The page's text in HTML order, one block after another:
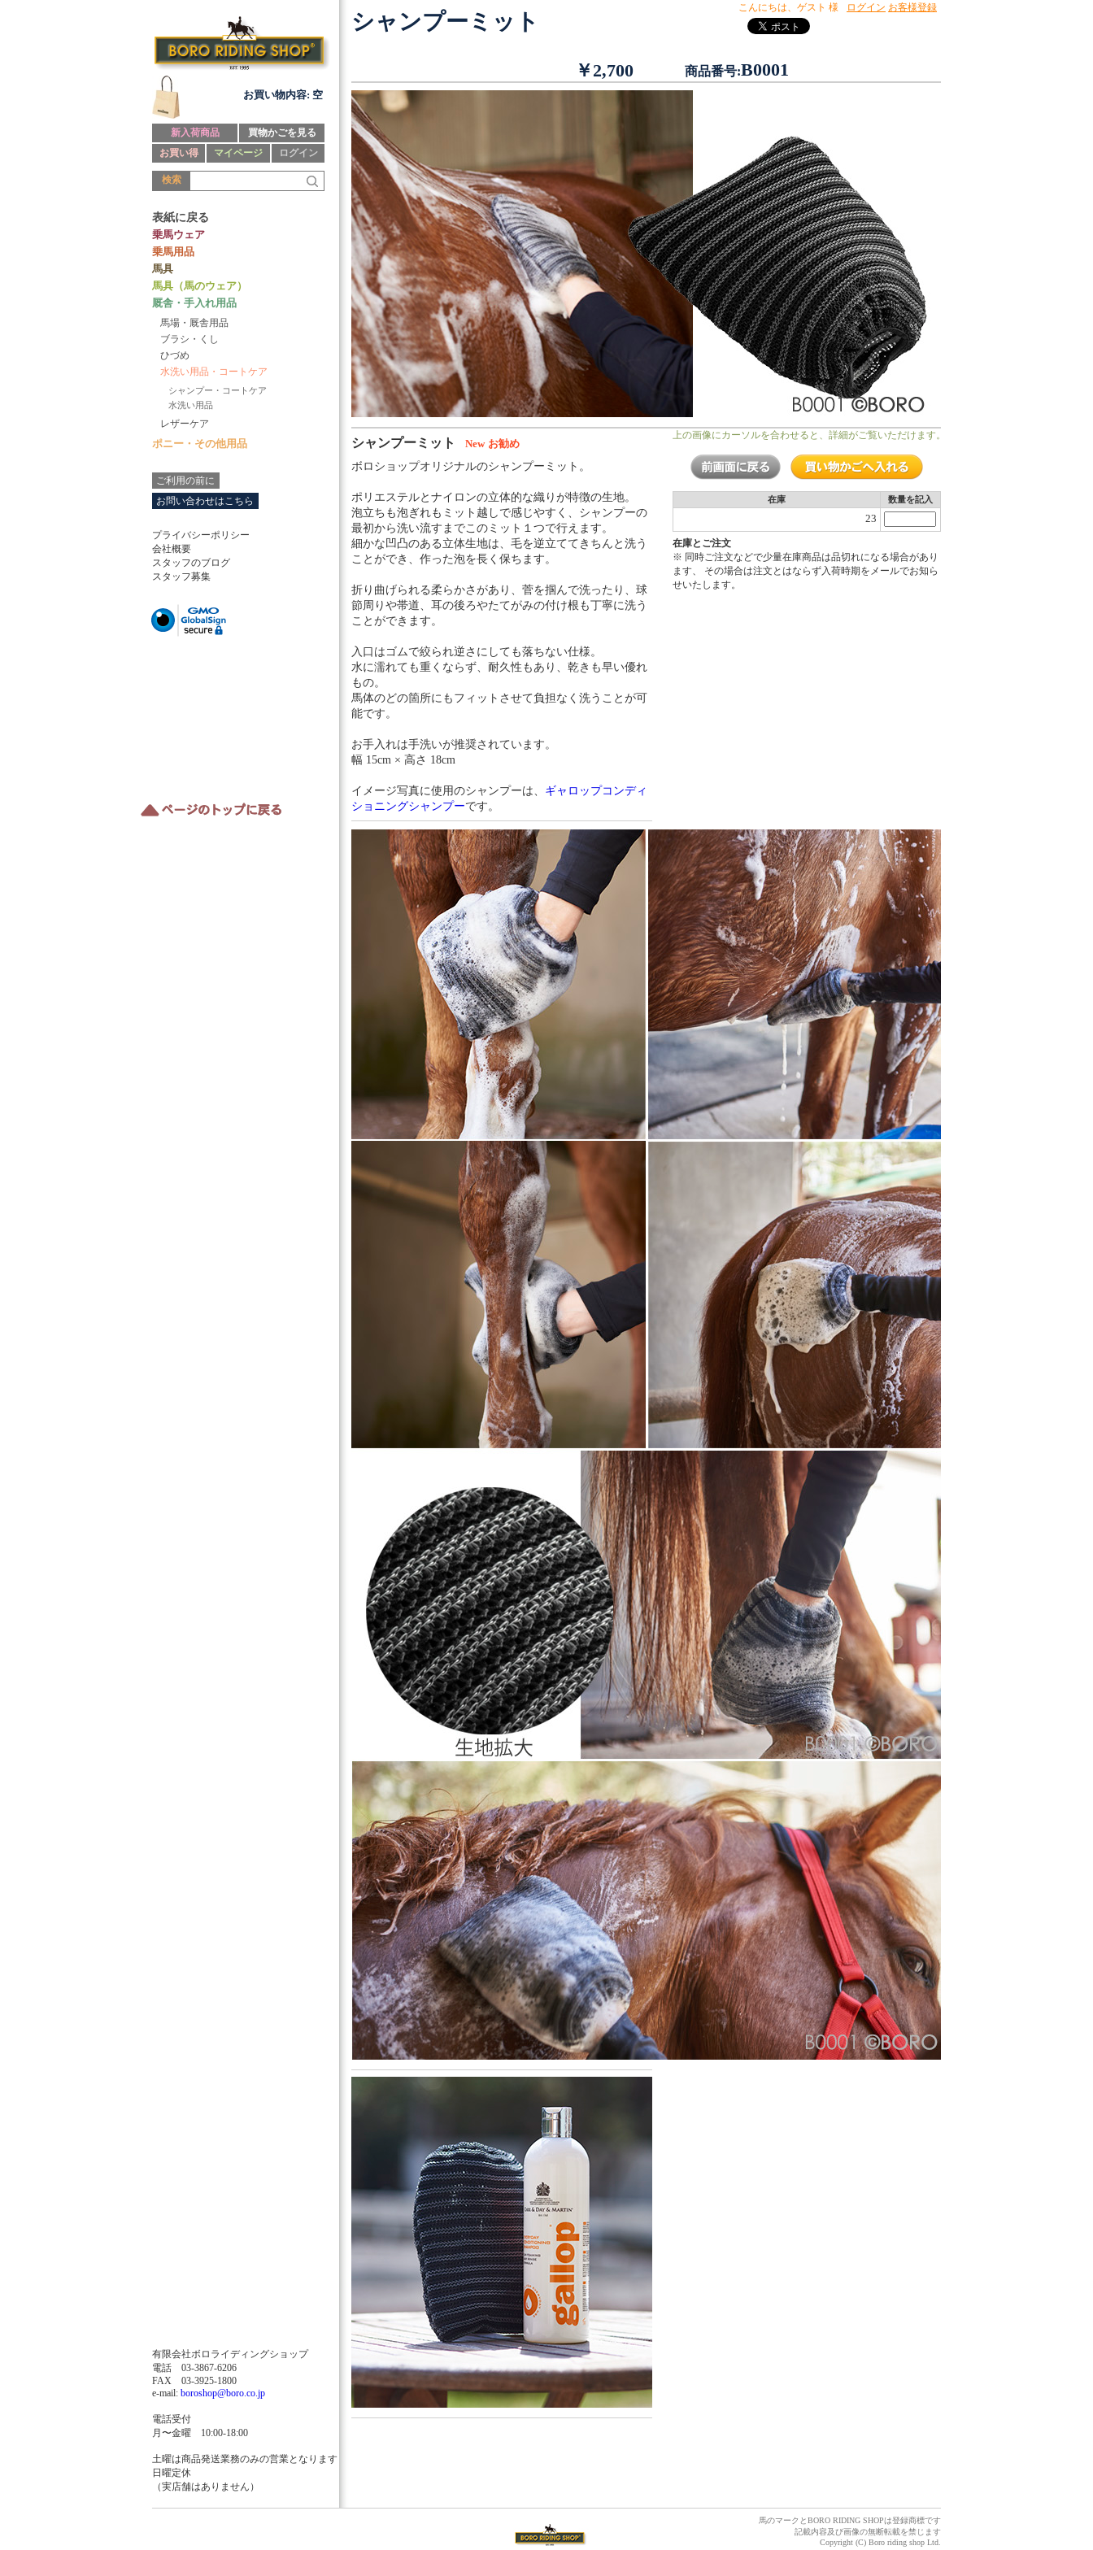
お買い物内容: 空
新入荷商品
買物かごを見る
お買い得
マイページ ログイン
検索
表紙に戻る
乗馬ウェア
乗馬用品
馬具
馬具（馬のウェア）
厩舎・手入れ用品
馬場・厩舎用品
ブラシ・くし
ひづめ
水洗い用品・コートケア
シャンプー・コートケア
水洗い用品
レザーケア
ポニー・その他用品
ご利用の前に
お問い合わせはこちら
プライバシーポリシー
会社概要
スタッフのブログ
スタッフ募集
シャンプーミット
￥2,700 商品番号:B0001
シャンプーミット New お勧め
ボロショップオリジナルのシャンプーミット。
ポリエステルとナイロンの立体的な織りが特徴の生地。
泡立ちも泡ぎれもミット越しで感じやすく、シャンプーの
最初から洗い流すまでこのミット１つで行えます。
細かな凹凸のある立体生地は、毛を逆立ててきちんと洗う
ことができ、作った泡を長く保ちます。
折り曲げられる柔らかさがあり、菅を掴んで洗ったり、球
節周りや帯道、耳の後ろやたてがみの付け根も丁寧に洗う
ことができます。
入口はゴムで絞られ逆さにしても落ちない仕様。
水に濡れても重くならず、耐久性もあり、乾きも早い優れ
もの。
馬体のどの箇所にもフィットさせて負担なく洗うことが可
能です。
お手入れは手洗いが推奨されています。
幅 15cm × 高さ 18cm
イメージ写真に使用のシャンプーは、 ギャロップコンディ
ショニングシャンプーです。
上の画像にカーソルを合わせると、詳細がご覧いただけます。
在庫 数量を記入
23
在庫とご注文
※ 同時ご注文などで少量在庫商品は品切れになる場合があり
ます、 その場合は注文とはならず入荷時期をメールでお知ら
せいたします。
馬のマークとBORO RIDING SHOPは登録商標です
記載内容及び画像の無断転載を禁じます
Copyright (C) Boro riding shop Ltd.
有限会社ボロライディングショップ
電話 03-3867-6206
FAX 03-3925-1800
e-mail: boroshop@boro.co.jp
電話受付
月〜金曜 10:00-18:00
土曜は商品発送業務のみの営業となります
日曜定休
（実店舗はありません）
こんにちは、 ゲスト 様 ログイン お客様登録